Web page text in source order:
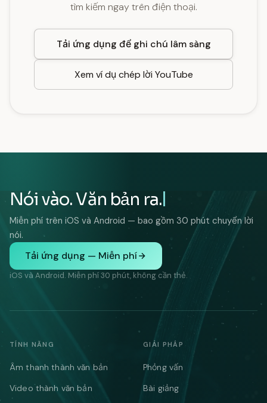
tìm kiếm ngay trên điện thoại.
Tải ứng dụng để ghi chú lâm sàng
Xem ví dụ chép lời YouTube
Nói vào. Văn bản ra.
Miễn phí trên iOS và Android — bao gồm 30 phút chuyển lời
nói.
Tải ứng dụng — Miễn phí
iOS và Android. Miễn phí 30 phút, không cần thẻ.
TÍNH NĂNG
Âm thanh thành văn bản
Video thành văn bản
GIẢI PHÁP
Phỏng vấn
Bài giảng